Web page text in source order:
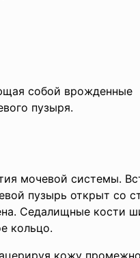
собой врожденные
пузыря.
мочевой системы.
пузырь открыт со
Седалищные кости
кольцо.
кожу